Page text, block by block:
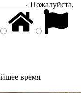
Пожалуйста,
время.